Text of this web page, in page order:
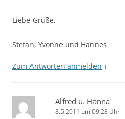
Liebe Grüße,
Stefan, Yvonne und Hannes
Zum Antworten anmelden ↓
Alfred u. Hanna
8.5.2011 um 09:28 Uhr